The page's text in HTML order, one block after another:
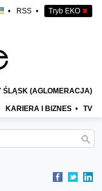
• RSS • Tryb EKO ✖
ŚLĄSK (AGLOMERACJA)
KARIERA I BIZNES • TV